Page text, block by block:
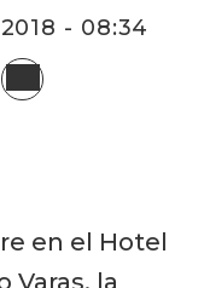
- 08:34
en el Hotel
Varas, la